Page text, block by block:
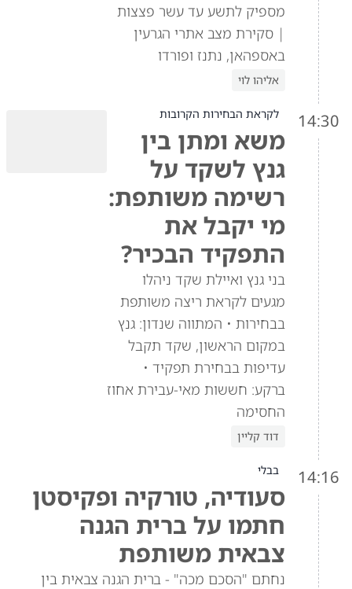
מספיק לתשע עד עשר פצצות
| סקירת מצב אתרי הגרעין
באספהאן, נתנז ופורדו
אליהו לוי
14:30 לקראת הבחירות הקרובות
משא ומתן בין
גנץ לשקד על
רשימה משותפת:
מי יקבל את
התפקיד הבכיר?
בני גנץ ואיילת שקד ניהלו
מגעים לקראת ריצה משותפת
בבחירות • המתווה שנדון: גנץ
במקום הראשון, שקד תקבל
עדיפות בבחירת תפקיד •
ברקע: חששות מאי-עבירת אחוז
החסימה
דוד קליין
14:16 בבלי
סעודיה, טורקיה ופקיסטן
חתמו על ברית הגנה
צבאית משותפת
נחתם "הסכם מכה" - ברית הגנה צבאית בין